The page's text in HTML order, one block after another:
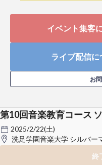
イベント集客
ライブ配信
お
第10回音楽教育コース
2025/2/22(土)
洗足学園音楽大学 シルバー
終